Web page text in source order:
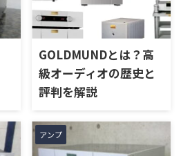
GOLDMUNDとは？高
級オーディオの歴史と
評判を解説
アンプ